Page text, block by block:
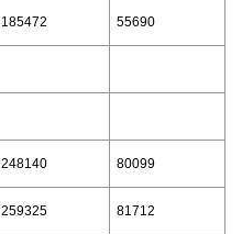
185472 55690
248140 80099
259325 81712